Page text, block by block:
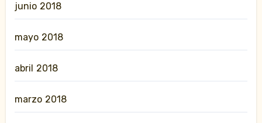
junio 2018
mayo 2018
abril 2018
marzo 2018